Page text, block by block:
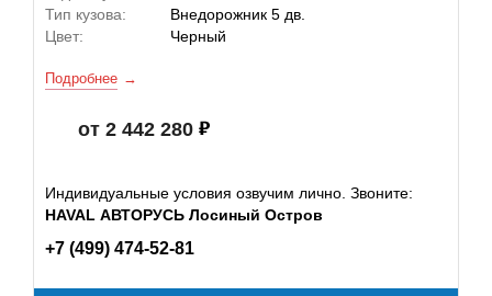
Тип кузова:
Внедорожник 5 дв.
Цвет:
Черный
Подробнее
от 2 442 280
Индивидуальные условия озвучим лично. Звоните:
HAVAL АВТОРУСЬ Лосиный Остров
+7 (499) 474-52-81